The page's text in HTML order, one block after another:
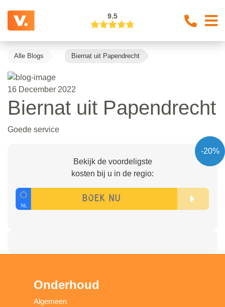
9.5
Alle Blogs Biernat uit Papendrecht
16 December 2022
Biernat uit Papendrecht
Goede service
-20%
Bekijk de voordeligste
kosten bij u in de regio:
Onderhoud
Algemeen